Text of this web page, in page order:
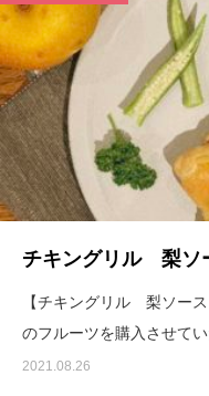
チキングリル 梨ソ
【チキングリル 梨ソー
のフルーツを購入させて
2021.08.26